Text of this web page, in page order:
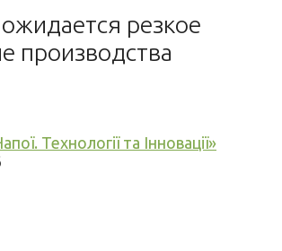
резкое
производства
Технології та Інновації»